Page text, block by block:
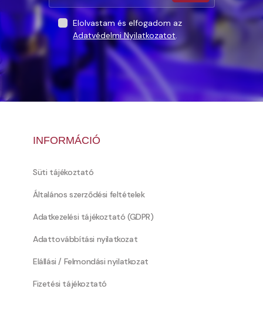
Elolvastam és elfogadom az
Adatvédelmi Nyilatkozatot.
INFORMÁCIÓ
Süti tájékoztató
Általános szerződési feltételek
Adatkezelési tájékoztató (GDPR)
Adattovábbítási nyilatkozat
Elállási / Felmondási nyilatkozat
Fizetési tájékoztató